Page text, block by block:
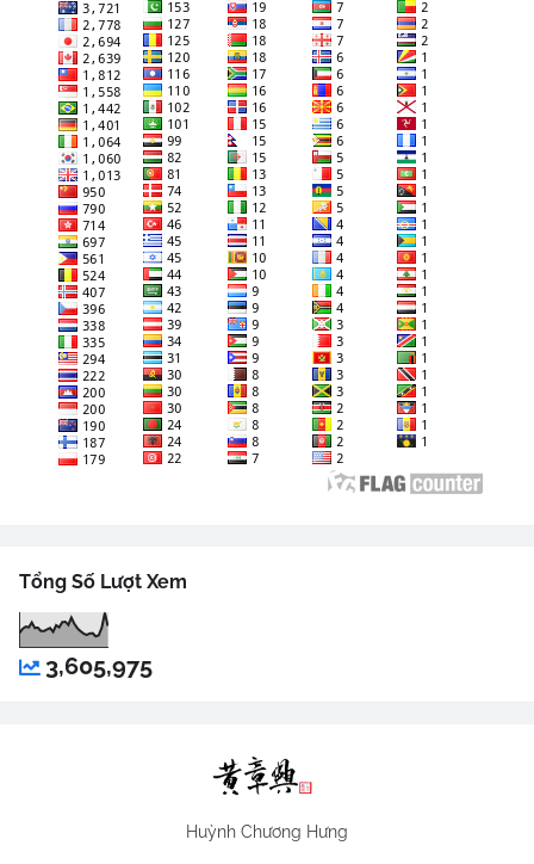
Tổng Số Lượt Xem
3,605,975
Huỳnh Chương Hưng